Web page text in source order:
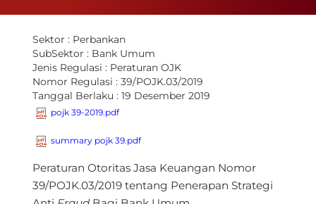
Sektor : Perbankan
SubSektor : Bank Umum
Jenis Regulasi : Peraturan OJK
Nomor Regulasi :39/POJK.03/2019
Tanggal Berlaku :19 Desember 2019
pojk 39-2019.pdf
summary pojk 39.pdf
Peraturan Otoritas Jasa Keuangan Nomor
39/POJK.03/2019 tentang Penerapan Strategi